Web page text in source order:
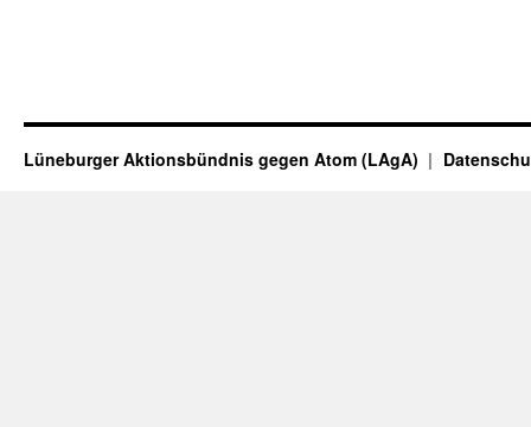
Lüneburger Aktionsbündnis gegen Atom (LAgA)